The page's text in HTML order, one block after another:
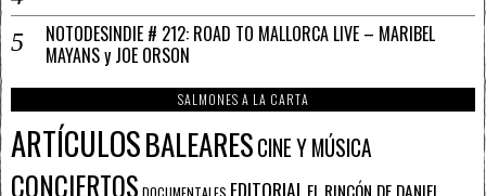
NOTODESINDIE # 212: ROAD TO MALLORCA LIVE – MARIBEL
MAYANS y JOE ORSON
SALMONES A LA CARTA
ARTÍCULOSBALEARESCINE Y MÚSICA
CONCIERTOS DOCUMENTALES EDITORIALEL RINCÓN DE DANIEL